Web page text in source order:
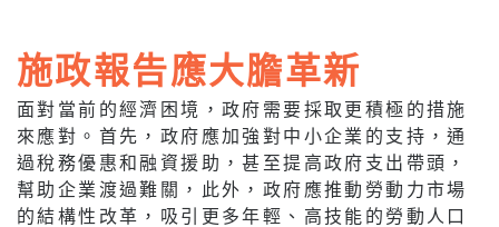
施政報告應大膽革新
面對當前的經濟困境，政府需要採取更積極的措施
來應對。首先，政府應加強對中小企業的支持，通
過稅務優惠和融資援助，甚至提高政府支出帶頭，
幫助企業渡過難關，此外，政府應推動勞動力市場
的結構性改革，吸引更多年輕、高技能的勞動人口